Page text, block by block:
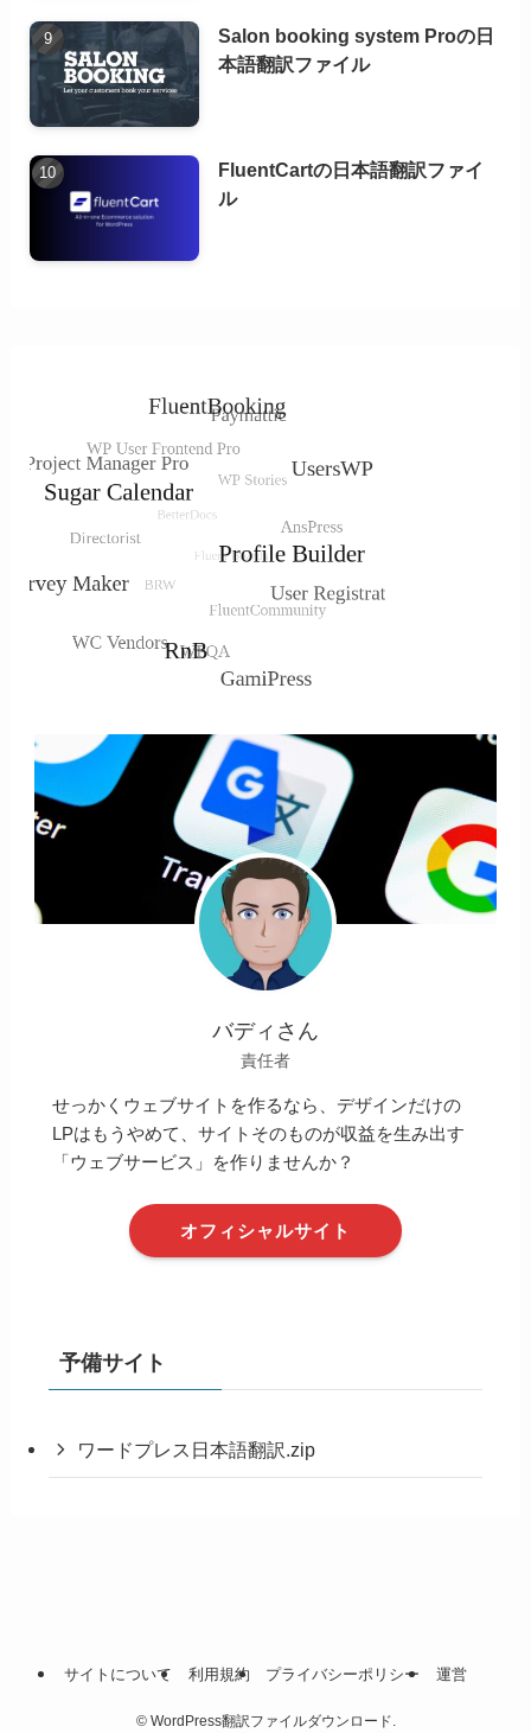
Salon booking system Proの日
本語翻訳ファイル
FluentCartの日本語翻訳ファイ
ル
バディさん
責任者
せっかくウェブサイトを作るなら、デザインだけの
LPはもうやめて、サイトそのものが収益を生み出す
「ウェブサービス」を作りませんか？
オフィシャルサイト
予備サイト
ワードプレス日本語翻訳.zip
サイトについて 利用規約 プライバシーポリシー 運営
©WordPress翻訳ファイルダウンロード.